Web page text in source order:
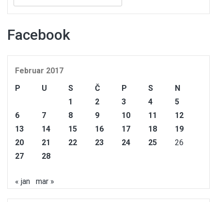
Facebook
Februar 2017
P
U S Č P S
N
1
2 3 4
5
6
7 8 9 10 11
12
13
14 15 16 17 18
19
20
21 22 23 24 25
26
27
28
« jan mar »